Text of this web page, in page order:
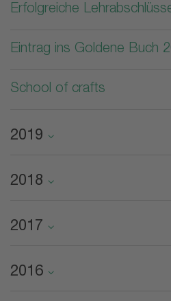
Erfolgreiche
Eintrag ins Goldene Buch
School of crafts
2019
2018
2017
2016